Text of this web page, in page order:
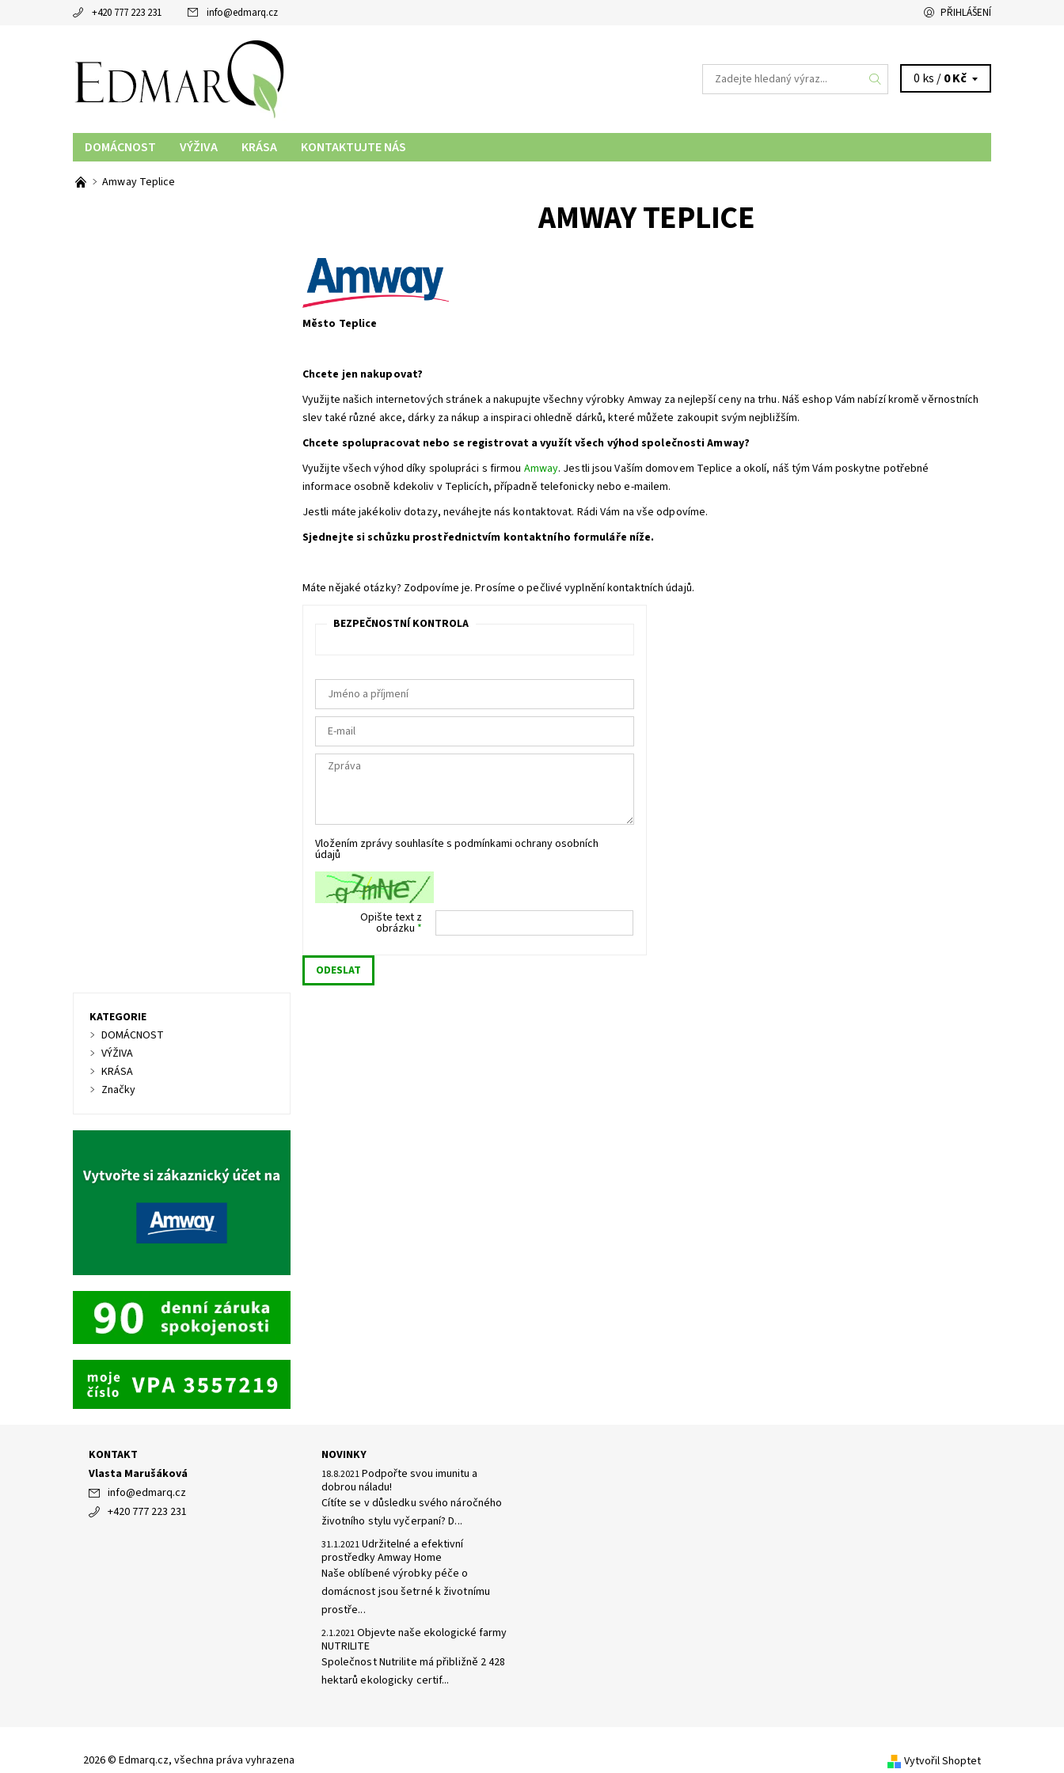
+420 777 223 231 info@edmarq.cz PŘIHLÁŠENÍ
0 ks /0 Kč
DOMÁCNOST VÝŽIVA KRÁSA KONTAKTUJTE NÁS
Amway Teplice
AMWAY TEPLICE
Město Teplice
Chcete jen nakupovat?
Využijte našich internetových stránek a nakupujte všechny výrobky Amway za nejlepší ceny na trhu. Náš eshop Vám nabízí kromě věrnostních
slev také různé akce, dárky za nákup a inspiraci ohledně dárků, které můžete zakoupit svým nejbližším.
Chcete spolupracovat nebo se registrovat a využít všech výhod společnosti Amway?
Využijte všech výhod díky spolupráci s firmou Amway. Jestli jsou Vaším domovem Teplice a okolí, náš tým Vám poskytne potřebné
informace osobně kdekoliv v Teplicích, případně telefonicky nebo e-mailem.
Jestli máte jakékoliv dotazy, neváhejte nás kontaktovat. Rádi Vám na vše odpovíme.
Sjednejte si schůzku prostřednictvím kontaktního formuláře níže.
Máte nějaké otázky? Zodpovíme je. Prosíme o pečlivé vyplnění kontaktních údajů.
BEZPEČNOSTNÍ KONTROLA
Vložením zprávy souhlasíte s podmínkami ochrany osobních
údajů
Opište text z
obrázku
KATEGORIE
DOMÁCNOST
VÝŽIVA
KRÁSA
Značky
KONTAKT
Vlasta Marušáková
info@edmarq.cz
+420 777 223 231
NOVINKY
18.8.2021Podpořte svou imunitu a
dobrou náladu!
Cítíte se v důsledku svého náročného
životního stylu vyčerpaní? D...
31.1.2021Udržitelné a efektivní
prostředky Amway Home
Naše oblíbené výrobky péče o
domácnost jsou šetrné k životnímu
prostře...
2.1.2021Objevte naše ekologické farmy
NUTRILITE
Společnost Nutrilite má přibližně 2 428
hektarů ekologicky certif...
2026 © Edmarq.cz, všechna práva vyhrazena Vytvořil Shoptet